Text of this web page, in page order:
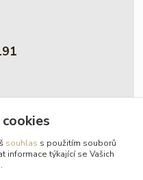
souhlas s použitím souborů
informace týkající se Vašich